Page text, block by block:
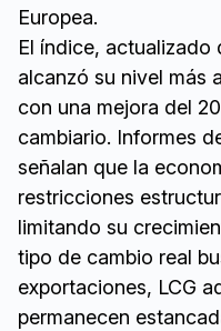
Europea.
El índice, actualizado
alcanzó su nivel más
con una mejora del
cambiario. Informes
señalan que la
restricciones
limitando su
tipo de cambio real
exportaciones, LCG
permanecen